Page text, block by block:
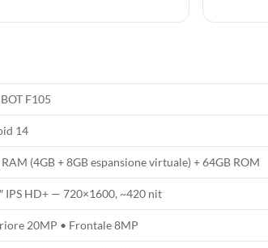
F105
14
(4GB + 8GB espansione virtuale) + 64GB ROM
IPS HD+ — 720×1600, ~420 nit
20MP • Frontale 8MP